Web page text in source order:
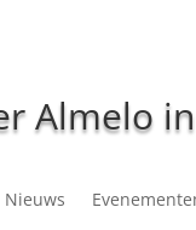
Almelo
Nieuws